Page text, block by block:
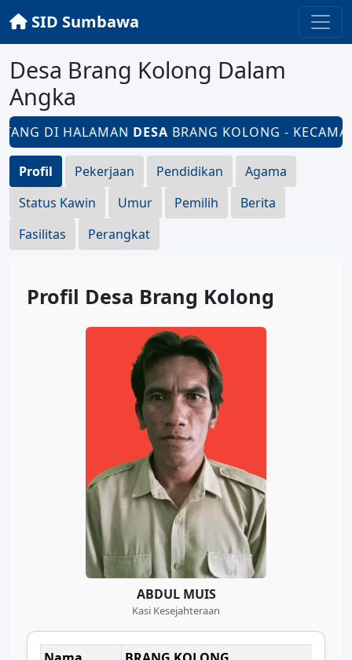
SID Sumbawa
Desa Brang Kolong Dalam
Angka
DI HALAMANDESABRANG KOLONG -
Profil Pekerjaan Pendidikan
Agama
Status Kawin
Umur Pemilih
Berita
Fasilitas
Perangkat
Profil Desa Brang Kolong
ABDUL MUIS
Kasi Kesejahteraan